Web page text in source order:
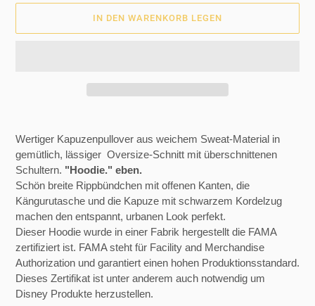
IN DEN WARENKORB LEGEN
zum
Warenkorb
hinzugefügt
Wertiger Kapuzenpullover aus weichem Sweat-Material in
gemütlich, lässiger Oversize-Schnitt mit überschnittenen
Schultern. "Hoodie." eben.
Schön breite Rippbündchen mit offenen Kanten, die
Kängurutasche und die Kapuze mit schwarzem Kordelzug
machen den entspannt, urbanen Look perfekt.
Dieser Hoodie wurde in einer Fabrik hergestellt die FAMA
zertifiziert ist. FAMA steht für Facility and Merchandise
Authorization und garantiert einen hohen Produktionsstandard.
Dieses Zertifikat ist unter anderem auch notwendig um
Disney Produkte herzustellen.